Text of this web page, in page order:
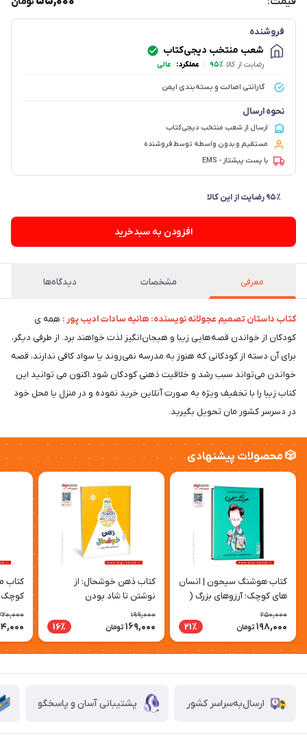
فروشنده
شعب منتخب دیجی‌کتاب
رضایت از کالا ۹۵٪ عملکرد: عالی
گارانتی اصالت و بسته‌بندی ایمن
نحوه ارسال
ارسال از شعب منتخب دیجی‌کتاب
مستقیم و بدون واسطه توسط فروشنده
با پست پیشتاز - EMS
افزودن به سبدخرید
معرفی مشخصات دیدگاه‌ها
کتاب داستان تصمیم عجولانه نویسنده: هانیه سادات ادیب پور : همه ی
کودکان از خواندن قصه‌هایی زیبا و هیجان‌انگیز لذت خواهند برد. از طرفی دیگر،
برای آن دسته از کودکانی که هنوز به مدرسه نمی‌روند یا سواد کافی ندارند، قصه
خواندن می‌تواند سبب رشد و خلاقیت ذهنی کودکان شود.اکنون می توانید این
کتاب زیبا را با تخفیف ویژه به صورت آنلاین خرید نموده و در منزل یا محل خود
در دسرسر کشور مان تحویل بگیرید.
🎲 محصولات پیشنهادی
کتاب هوشنگ سیحون | انسان
های کوچک؛ آرزوهای بزرگ (
کودک، مصور)
250,000
198,000 تومان 21٪
کتاب ذهن خوشحال: از
نوشتن تا شاد بودن
199,000
169,000 تومان 16٪
کتاب
مصور)
ارسال‌به‌سراسر کشور پشتیبانی آسان و پاسخگو